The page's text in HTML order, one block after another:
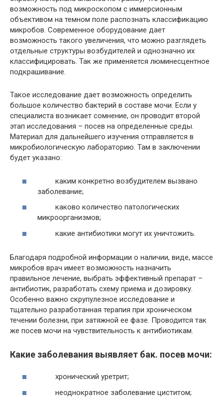
возможность под микроскопом с иммерсионным
объективом на темном поле распознать классификацию
микробов. Современное оборудование дает
возможность такого увеличения, что можно разглядеть
отдельные структуры возбудителей и однозначно их
классифицировать. Так же применяется люминесцентное
подкрашивание.
Такое исследование дает возможность определить
большое количество бактерий в составе мочи. Если у
специалиста возникает сомнение, он проводит второй
этап исследования – посев на определенные среды.
Материал для дальнейшего изучения отправляется в
микробиологическую лабораторию. Там в заключении
будет указано:
каким конкретно возбудителем вызвано
заболевание;
каково количество патологических
микроорганизмов;
какие антибиотики могут их уничтожить.
Благодаря подробной информации о наличии, виде, массе
микробов врач имеет возможность назначить
правильное лечение, выбрать эффективный препарат –
антибиотик, разработать схему приема и дозировку.
Особенно важно скрупулезное исследование и
тщательно разработанная терапия при хроническом
течении болезни, при затяжной ее фазе. Проводится так
же посев мочи на чувствительность к антибиотикам.
Какие заболевания выявляет бак. посев мочи:
хронический уретрит;
неоднократное заболевание циститом;